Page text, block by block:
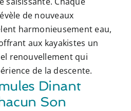
de nouveaux
harmonieusement eau,
aux kayakistes un
renouvellement qui
de la descente.
Dinant
Son